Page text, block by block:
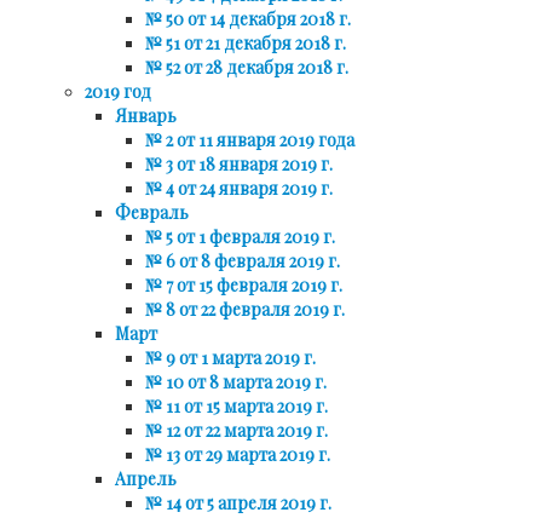
№ 50 от 14 декабря 2018 г.
№ 51 от 21 декабря 2018 г.
№ 52 от 28 декабря 2018 г.
2019 год
Январь
№ 2 от 11 января 2019 года
№ 3 от 18 января 2019 г.
№ 4 от 24 января 2019 г.
Февраль
№ 5 от 1 февраля 2019 г.
№ 6 от 8 февраля 2019 г.
№ 7 от 15 февраля 2019 г.
№ 8 от 22 февраля 2019 г.
Март
№ 9 от 1 марта 2019 г.
№ 10 от 8 марта 2019 г.
№ 11 от 15 марта 2019 г.
№ 12 от 22 марта 2019 г.
№ 13 от 29 марта 2019 г.
Апрель
№ 14 от 5 апреля 2019 г.